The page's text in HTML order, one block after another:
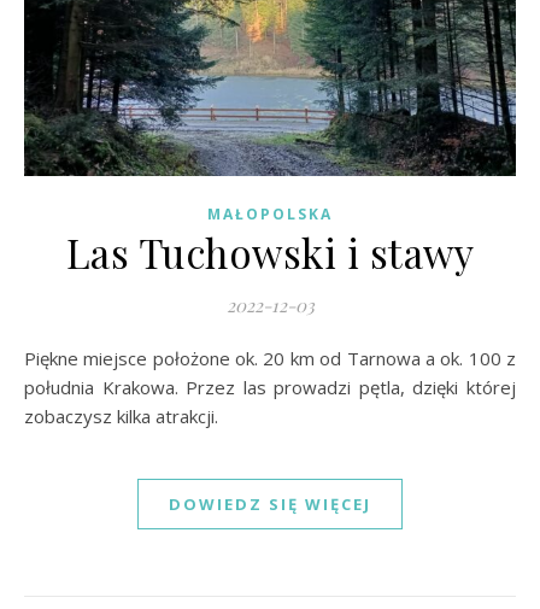
MAŁOPOLSKA
Las Tuchowski i stawy
2022-12-03
Piękne miejsce położone ok. 20 km od Tarnowa a ok. 100 z
południa Krakowa. Przez las prowadzi pętla, dzięki której
zobaczysz kilka atrakcji.
DOWIEDZ SIĘ WIĘCEJ